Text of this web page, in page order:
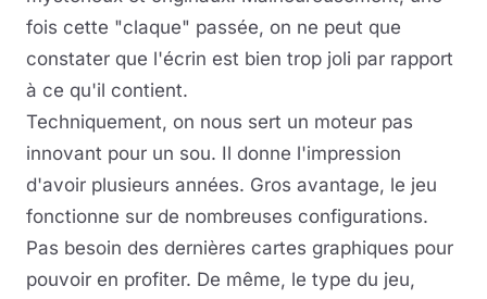
fois cette "claque" passée, on ne peut que
constater que l'écrin est bien trop joli par rapport
à ce qu'il contient.
Techniquement, on nous sert un moteur pas
innovant pour un sou. Il donne l'impression
d'avoir plusieurs années. Gros avantage, le jeu
fonctionne sur de nombreuses configurations.
Pas besoin des dernières cartes graphiques pour
pouvoir en profiter. De même, le type du jeu,